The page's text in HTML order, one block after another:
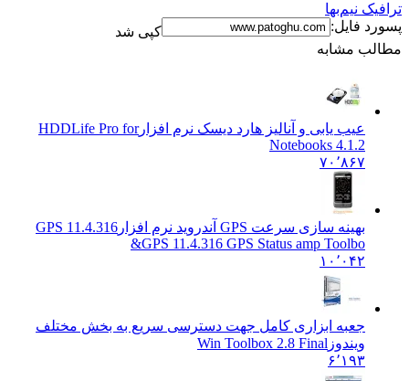
ترافیک نیم‌بها
پسورد فایل:
کپی شد
مطالب مشابه
عیب یابی و آنالیز هارد دیسک نرم افزارHDDLife Pro for
Notebooks 4.1.2
۷۰٬۸۶۷
بهینه سازی سرعت GPS آندروید نرم افزار11.4.316 GPS
&GPS 11.4.316 GPS Status amp Toolbo
۱۰٬۰۴۲
جعبه ابزاری کامل جهت دسترسی سریع به بخش مختلف
ویندوز Win Toolbox 2.8 Final
۶٬۱۹۳